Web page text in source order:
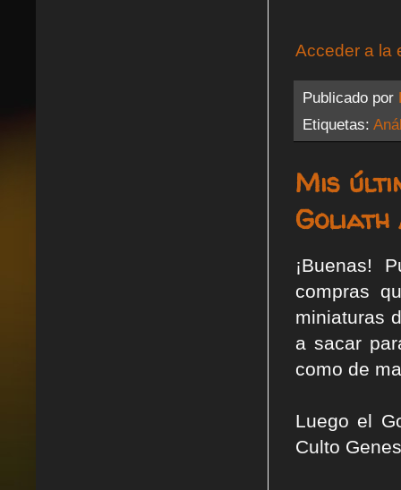
Acceder a la
Publicado por
Etiquetas:
Mis
Goliath
¡Buenas!
compras
miniaturas
a sacar
como de
Luego el
Culto